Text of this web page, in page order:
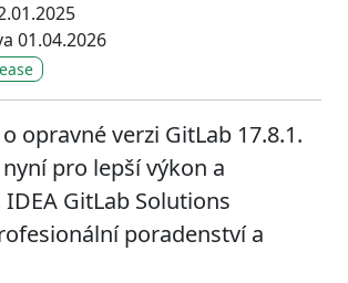
01.04.2026
opravné verzi GitLab 17.8.1.
pro lepší výkon a
GitLab Solutions
poradenství a